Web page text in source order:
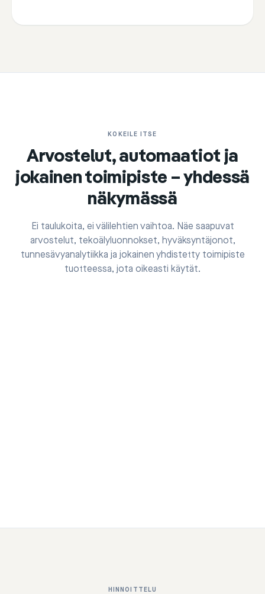
KOKEILE ITSE
Arvostelut, automaatiot ja
jokainen toimipiste – yhdessä
näkymässä
Ei taulukoita, ei välilehtien vaihtoa. Näe saapuvat
arvostelut, tekoälyluonnokset, hyväksyntäjonot,
tunnesävyanalytiikka ja jokainen yhdistetty toimipiste
tuotteessa, jota oikeasti käytät.
HINNOITTELU